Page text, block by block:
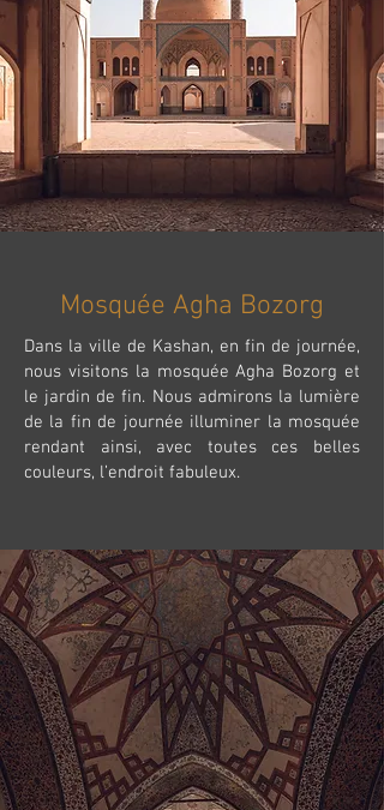
Mosquée Agha Bozorg
Dans la ville de Kashan, en fin de journée,
nous visitons la mosquée Agha Bozorg et
le jardin de fin. Nous admirons la lumière
de la fin de journée illuminer la mosquée
rendant ainsi, avec toutes ces belles
couleurs, l’endroit fabuleux.